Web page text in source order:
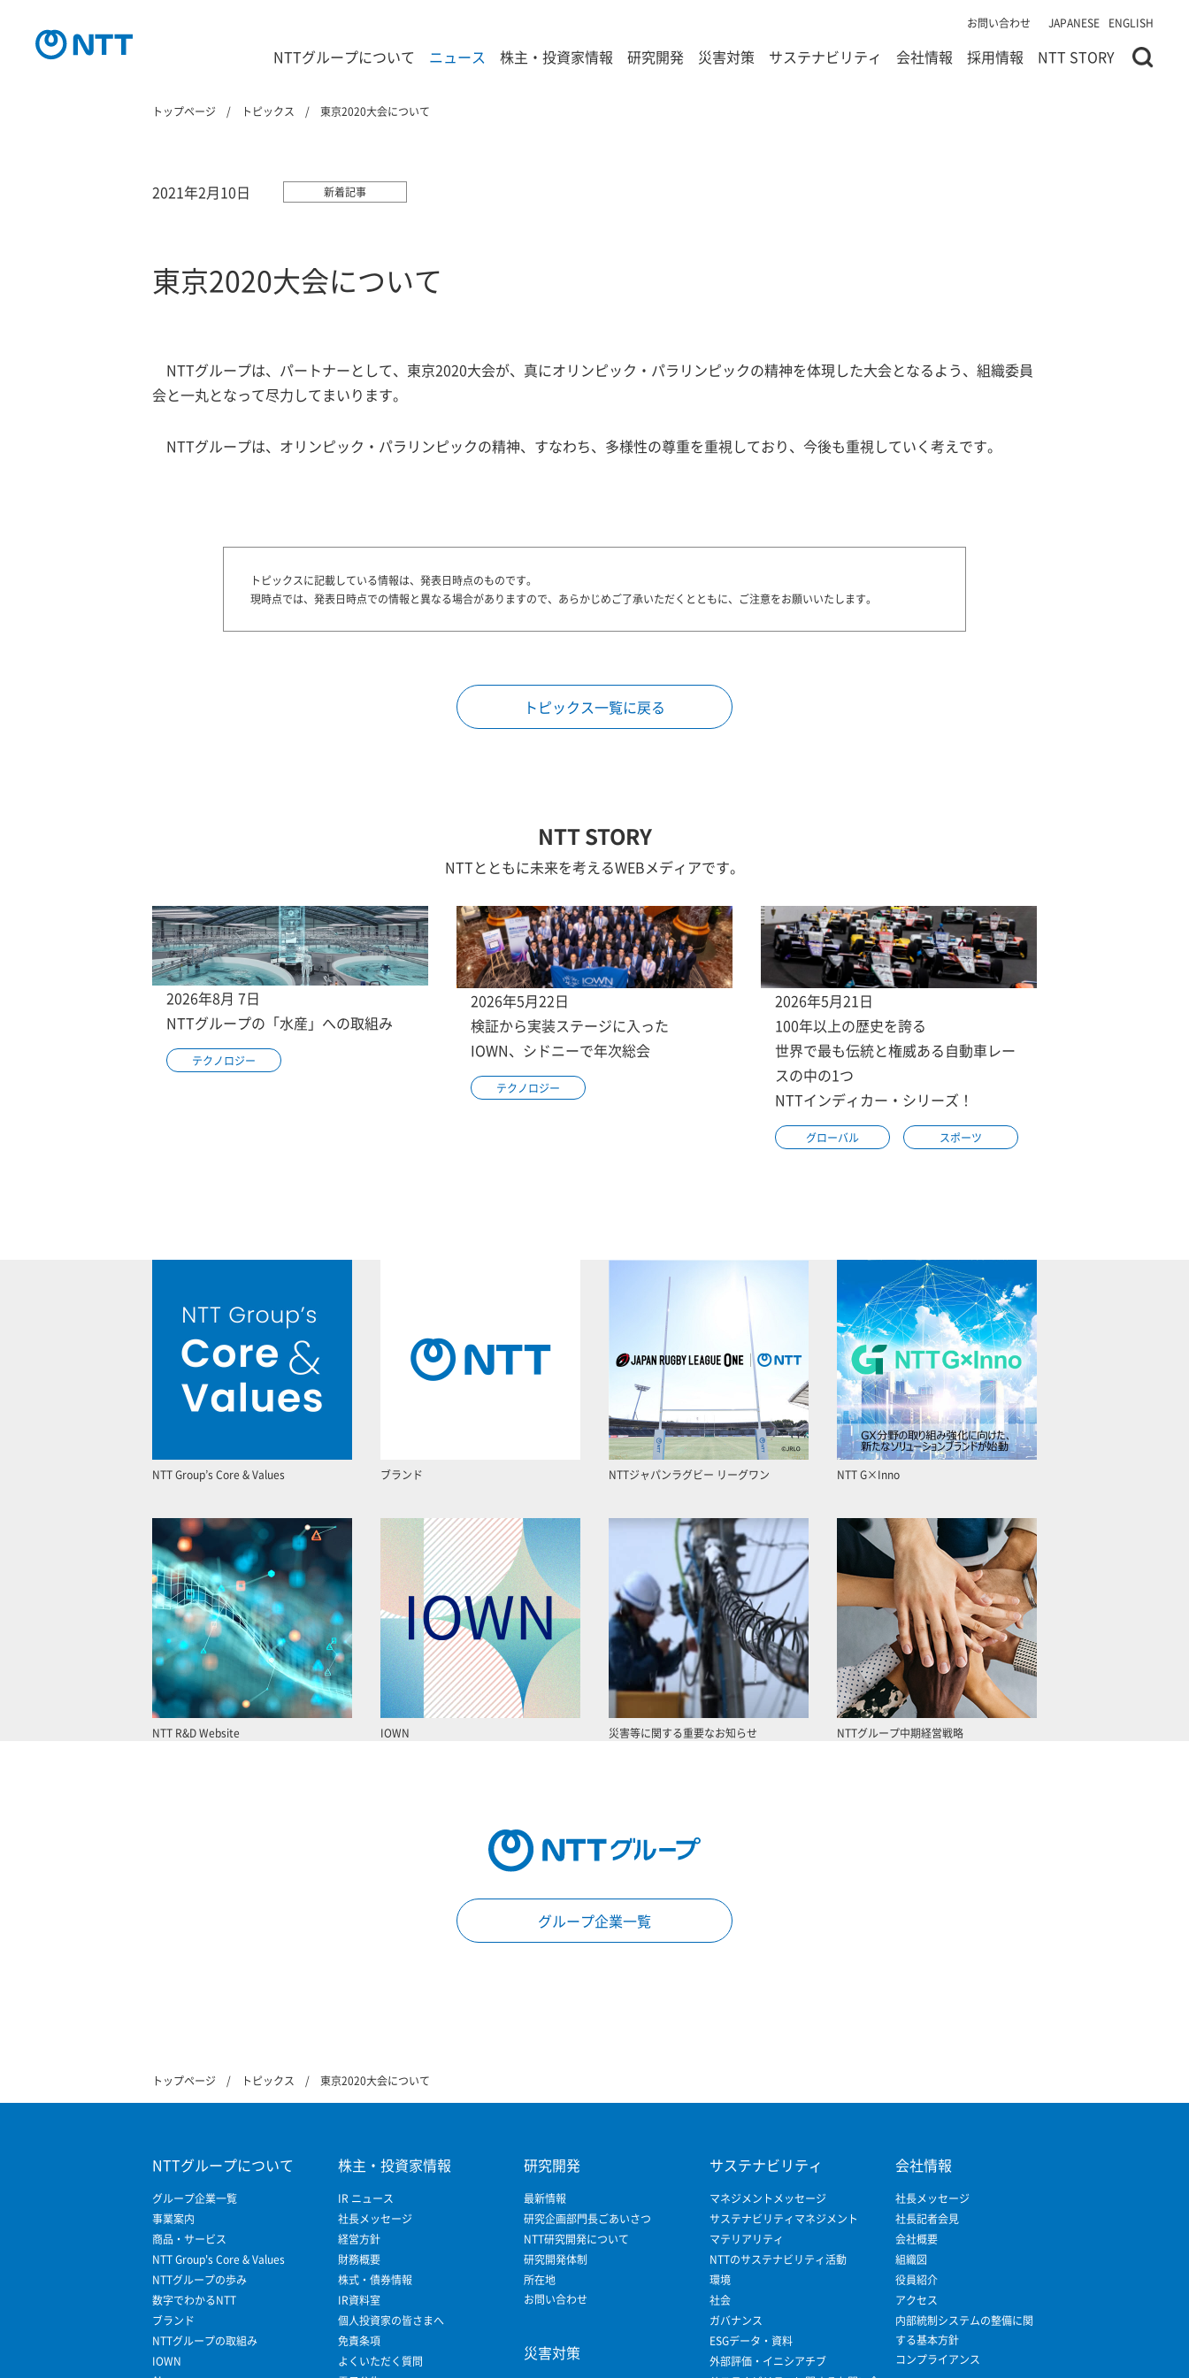
お問い合わせ JAPANESE ENGLISH
NTTグループについて ニュース 株主・投資家情報 研究開発 災害対策 サステナビリティ 会社情報 採用情報 NTT STORY
トップページ トピックス 東京2020大会について
2021年2月10日 新着記事
東京2020大会について
NTTグループは、パートナーとして、東京2020大会が、真にオリンピック・パラリンピックの精神を体現した大会となるよう、組織委員
会と一丸となって尽力してまいります。
NTTグループは、オリンピック・パラリンピックの精神、すなわち、多様性の尊重を重視しており、今後も重視していく考えです。
トピックスに記載している情報は、発表日時点のものです。
現時点では、発表日時点での情報と異なる場合がありますので、あらかじめご了承いただくとともに、ご注意をお願いいたします。
トピックス一覧に戻る
NTT STORY
NTTとともに未来を考えるWEBメディアです。
2026年8月 7日
NTTグループの「水産」への取組み
テクノロジー
2026年5月22日
検証から実装ステージに入った
IOWN、シドニーで年次総会
テクノロジー
2026年5月21日
100年以上の歴史を誇る
世界で最も伝統と権威ある自動車レー
スの中の1つ
NTTインディカー・シリーズ！
グローバル スポーツ
NTT Group’s Core & Values ブランド NTTジャパンラグビー リーグワン NTT G×Inno
NTT R&D Website IOWN 災害等に関する重要なお知らせ NTTグループ中期経営戦略
グループ企業一覧
トップページ トピックス 東京2020大会について
NTTグループについて
グループ企業一覧
事業案内
商品・サービス
NTT Group's Core & Values
NTTグループの歩み
数字でわかるNTT
ブランド
NTTグループの取組み
IOWN
株主・投資家情報
IR ニュース
社長メッセージ
経営方針
財務概要
株式・債券情報
IR資料室
個人投資家の皆さまへ
免責条項
よくいただく質問
研究開発
最新情報
研究企画部門長ごあいさつ
NTT研究開発について
研究開発体制
所在地
お問い合わせ
災害対策
サステナビリティ
マネジメントメッセージ
サステナビリティマネジメント
マテリアリティ
NTTのサステナビリティ活動
環境
社会
ガバナンス
ESGデータ・資料
外部評価・イニシアチブ
会社情報
社長メッセージ
社長記者会見
会社概要
組織図
役員紹介
アクセス
内部統制システムの整備に関
する基本方針
コンプライアンス